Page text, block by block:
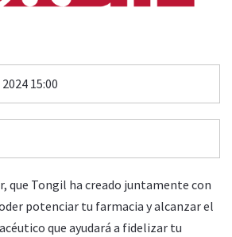
15:00
que Tongil ha creado juntamente con
potenciar tu farmacia y alcanzar el
que ayudará a fidelizar tu